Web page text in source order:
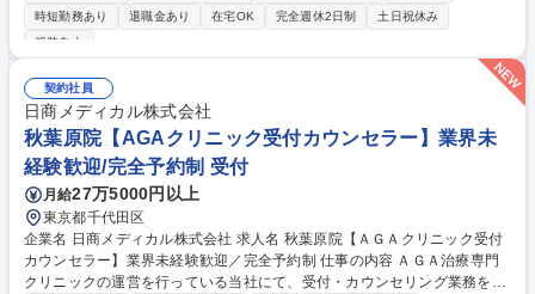
分析や新製品導入支援、PMS/エビデンス構築まで幅広く事業を牽引しま
す。 【詳細】(1)顧客課題のヒアリング・構造化・提案書作成 (2)RWDお
(5)PMS(製造販売後調査)や学術エビデンス構築支援(6)動物病院向けデー
タソリューションの提供(7)新製品導入/企画/開発支援、他 ★動物医療の専
門知識は入社後キャッチアップ可能。単なるデータ分析ではなく、データ
を顧客の意思決定やビジネス成果へつなげるコンサルティングを担当しま
す。 募集職種 【ソリューションコンサルタント~動物医療データ/RWD活
用】ヘルスケア大手CMIC!
時短勤務あり
退職金あり 在宅OK 完全週休2日制
土日祝休み
服装自由
契約社員
日商メディカル株式会社
秋葉原院【AGAクリニック受付カウンセラー】業界未
経験歓迎/完全予約制 受付
月給27万5000円以上
東京都千代田区
企業名 日商メディカル株式会社 求人名 秋葉原院【ＡＧＡクリニック受付
カウンセラー】業界未経験歓迎／完全予約制 仕事の内容 ＡＧＡ治療専門
クリニックの運営を行っている当社にて、受付・カウンセリング業務をお